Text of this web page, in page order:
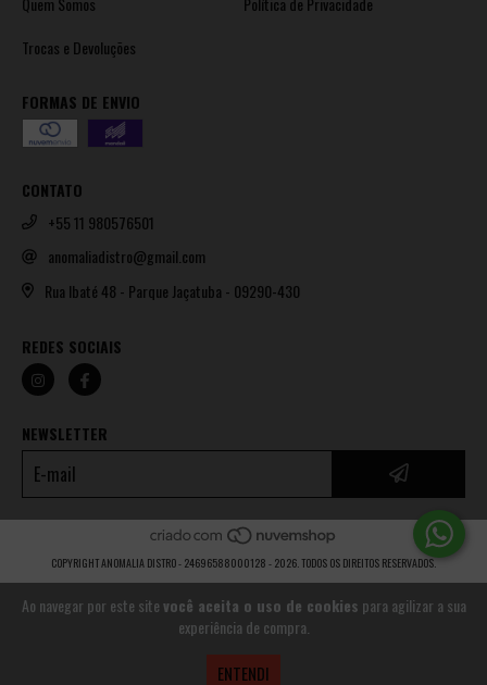
Ao navegar por este sitevocê aceita o uso de cookies para agilizar a sua
experiência de compra.
ENTENDI
Trocas e Devoluções
FORMAS DE ENVIO
CONTATO
+55 11 980576501
anomaliadistro@gmail.com
Rua Ibaté 48 - Parque Jaçatuba - 09290-430
REDES SOCIAIS
NEWSLETTER
COPYRIGHT ANOMALIA DISTRO - 24696588000128 - 2026. TODOS OS DIREITOS RESERVADOS.